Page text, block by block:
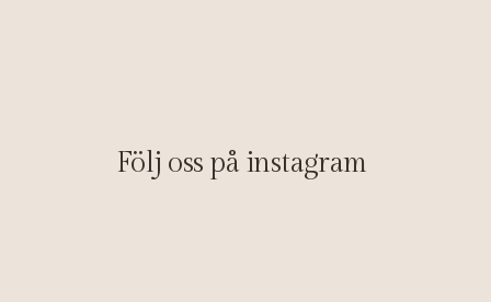
Följ oss på instagram